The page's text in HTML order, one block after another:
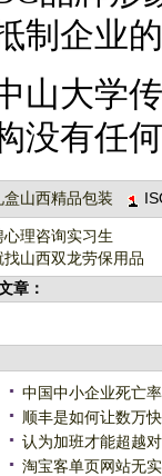
制企业
山大学
没有任
盒山西精品包装
理咨询实习生
山西双龙劳保用品
章：
中国中小企业死亡
顺丰是如何让数万
认为加班才能超越
淘宝客单页网站无